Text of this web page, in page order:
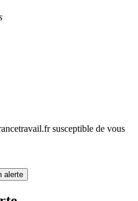
susceptible de vous
alerte